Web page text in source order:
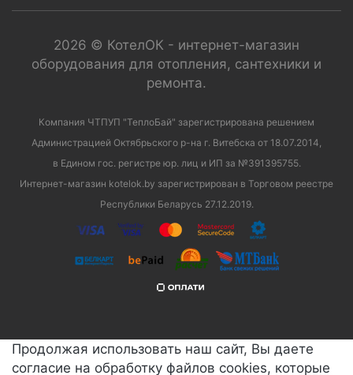
2026 © КотелОК - интернет-магазин
оборудования для отопления, сантехники и
ремонта.
Компания ЧТПУП "ТеплоБай" зарегистрирована решением
Администрацией Октябрьского р-на г. Витебска от 18.07.2014,
в Едином гос. регистре юр. лиц и ИП за №391395755.
Интернет-магазин kotelok.by зарегистрирован в Торговом реестре
Республики Беларусь 27.12.2019.
Продолжая использовать наш сайт, Вы даете
согласие на обработку файлов cookies, которые